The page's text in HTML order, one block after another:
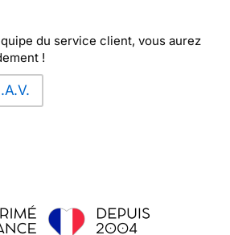
du service client, vous aurez
!